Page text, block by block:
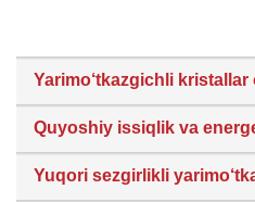
Yarimo‘tkazgichli kristallar
Quyoshiy issiqlik va
Yuqori sezgirlikli